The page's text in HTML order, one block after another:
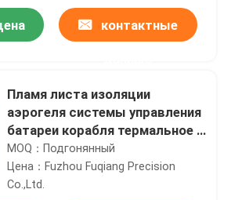
контактные
Пламя листа изоляции
аэрогеля системы управления
батареи корабля термальное -
retardant
MOQ：Подгонянный
Цена：Fuzhou Fuqiang Precision
Co.,Ltd.